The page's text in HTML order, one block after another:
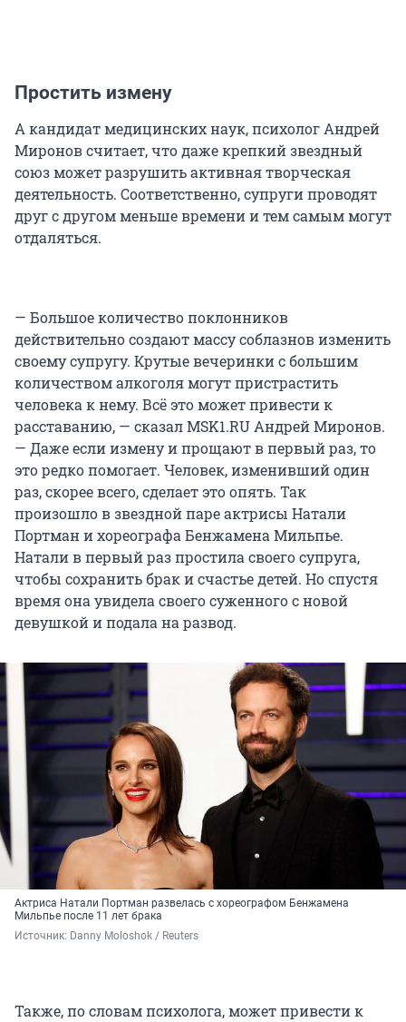
Простить измену
А кандидат медицинских наук, психолог Андрей
Миронов считает, что даже крепкий звездный
союз может разрушить активная творческая
деятельность. Соответственно, супруги проводят
друг с другом меньше времени и тем самым могут
отдаляться.
— Большое количество поклонников
действительно создают массу соблазнов изменить
своему супругу. Крутые вечеринки с большим
количеством алкоголя могут пристрастить
человека к нему. Всё это может привести к
расставанию, — сказал MSK1.RU Андрей Миронов.
— Даже если измену и прощают в первый раз, то
это редко помогает. Человек, изменивший один
раз, скорее всего, сделает это опять. Так
произошло в звездной паре актрисы Натали
Портман и хореографа Бенжамена Мильпье.
Натали в первый раз простила своего супруга,
чтобы сохранить брак и счастье детей. Но спустя
время она увидела своего суженного с новой
девушкой и подала на развод.
Актриса Натали Портман развелась с хореографом Бенжамена
Мильпье после 11 лет брака
Источник: Danny Moloshok / Reuters
Также, по словам психолога, может привести к